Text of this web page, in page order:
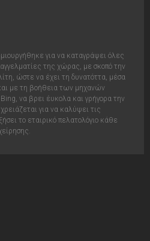
για να καταγράψει όλες
της χώρας, με σκοπό την
ώστε να έχει τη δυνατόττα, μέσα
με τη βοήθεια των μηχανών
να βρει έυκολα και γρήγορα την
για να καλύψει τις
το εταιρικό πελατολόγιο κάθε